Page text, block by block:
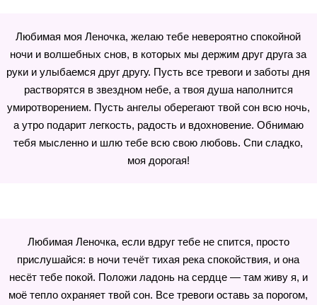
Любимая моя Леночка, желаю тебе невероятно спокойной
ночи и волшебных снов, в которых мы держим друг друга за
руки и улыбаемся друг другу. Пусть все тревоги и заботы дня
растворятся в звездном небе, а твоя душа наполнится
умиротворением. Пусть ангелы оберегают твой сон всю ночь,
а утро подарит легкость, радость и вдохновение. Обнимаю
тебя мысленно и шлю тебе всю свою любовь. Спи сладко,
моя дорогая!
Любимая Леночка, если вдруг тебе не спится, просто
прислушайся: в ночи течёт тихая река спокойствия, и она
несёт тебе покой. Положи ладонь на сердце — там живу я, и
моё тепло охраняет твой сон. Все тревоги оставь за порогом,